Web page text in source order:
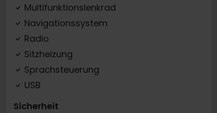
Multifunktionslenkrad
Navigationssystem
Radio
Sitzheizung
Sprachsteuerung
USB
Sicherheit